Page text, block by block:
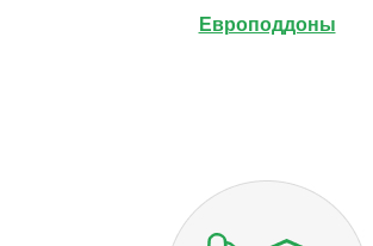
Европоддоны